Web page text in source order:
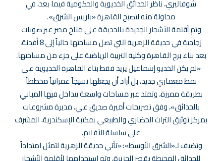
شوفاليري، ناظر الحدائق الخديوية والحكومية فيما بعد، في
محاولة منه لتصبح القاهرة «باريس الشرق».
وتم أقلمة الأشجار الجديدة بالحديقة على مناخ مصر عبر صوبات
زجاجية في حديقة الزهرية التي تصل مساحتها حالياً إلى 8 أفدنة،
بعد بناء برج القاهرة وكلية التربية الرياضية على جزء من مساحتها.
«لم يكن الخديو إسماعيل يريد فقط بناء القاهرة الخديوية على
نمط معماري جديد، بل أراد أن يجعلها نسيجاً عمرانياً مخططاً
بطريقة مميزة، وتمتد عبر مساحات واسعة تتداخل فيها المباني
بالحدائق»، وفق تصريحات أميرة صديق علي، مديرة مشروعات
بمركز توثيق التراث الحضاري والطبيعي بمكتبة الإسكندرية، المشرف
على سلسلة الأفلام.
وتضيف لـ«الشرق الأوسط»: «تأتي حديقة الزهرية لتمثل امتداداً